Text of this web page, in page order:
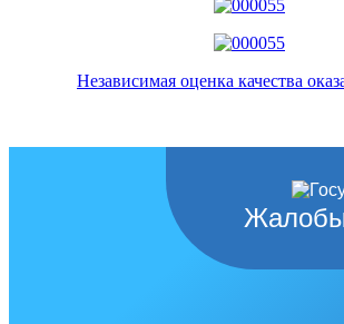
Независимая оценка качества